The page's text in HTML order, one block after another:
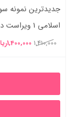
جدیدترین نمونه
اسلامی 1 ویراست دوم + کتاب و خلاصه
1,410,000 قیمت
1,400,000